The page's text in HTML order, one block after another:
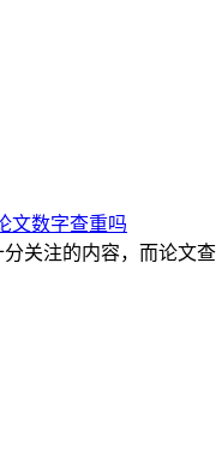
文数字查重吗
关注的内容，而论文